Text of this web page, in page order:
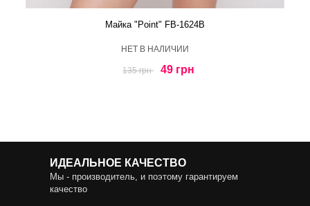
Майка "Point" FB-1624B
HЕТ В НАЛИЧИИ
135 грн 49 грн
ИДЕАЛЬНОЕ КАЧЕСТВО
Мы - производитель, и поэтому гарантируем
качество